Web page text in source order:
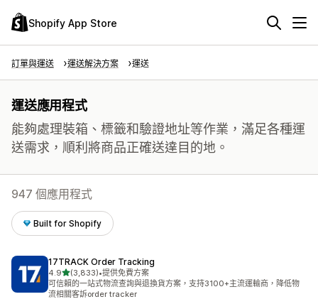
Shopify App Store
訂單與運送 運送解決方案 運送
運送應用程式
能夠處理裝箱、標籤和驗證地址等作業，滿足各種運
送需求，順利將商品正確送達目的地。
947 個應用程式
Built for Shopify
17TRACK Order Tracking
4.9滿分 5 顆星
(3,833)
共有 3833 則評價
•提供免費方案
可信賴的一站式物流查詢與退換貨方案，支持3100+主流運輸商，降低物
流相關客訴order tracker